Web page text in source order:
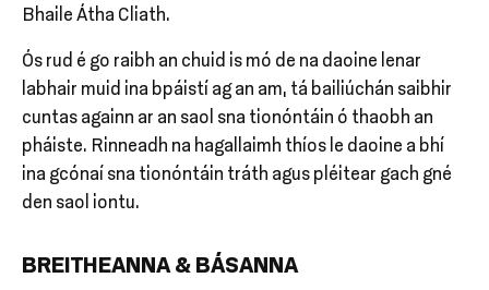
Bhaile Átha Cliath.
Ós rud é go raibh an chuid is mó de na daoine lenar
labhair muid ina bpáistí ag an am, tá bailiúchán saibhir
cuntas againn ar an saol sna tionóntáin ó thaobh an
pháiste. Rinneadh na hagallaimh thíos le daoine a bhí
ina gcónaí sna tionóntáin tráth agus pléitear gach gné
den saol iontu.
BREITHEANNA & BÁSANNA